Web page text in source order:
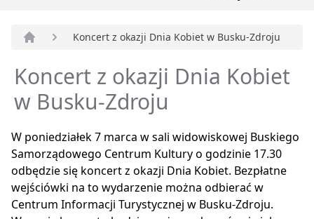
Koncert z okazji Dnia Kobiet w Busku-Zdroju
Koncert z okazji Dnia Kobiet
w Busku-Zdroju
W poniedziałek 7 marca w sali widowiskowej Buskiego
Samorządowego Centrum Kultury o godzinie 17.30
odbędzie się koncert z okazji Dnia Kobiet. Bezpłatne
wejściówki na to wydarzenie można odbierać w
Centrum Informacji Turystycznej w Busku-Zdroju.